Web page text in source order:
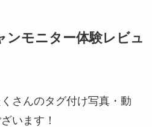
ンモニター体験レビュ
さんのタグ付け写真・動
います！